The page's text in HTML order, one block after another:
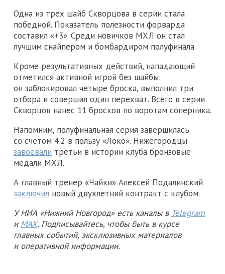
Одна из трех шайб Скворцова в серии стала
победной. Показатель полезности форварда
составил «+3». Среди новичков МХЛ он стал
лучшим снайпером и бомбардиром полуфинала.
Кроме результативных действий, нападающий
отметился активной игрой без шайбы:
он заблокировал четыре броска, выполнил три
отбора и совершил один перехват. Всего в серии
Скворцов нанес 11 бросков по воротам соперника.
Напомним, полуфинальная серия завершилась
со счетом 4:2 в пользу «Локо». Нижегородцы
завоевали третьи в истории клуба бронзовые
медали МХЛ.
А главный тренер «Чайки» Алексей Подалинский
заключил новый двухлетний контракт с клубом.
У НИА «Нижний Новгород» есть каналы в Telegram
и MAX. Подписывайтесь, чтобы быть в курсе
главных событий, эксклюзивных материалов
и оперативной информации.